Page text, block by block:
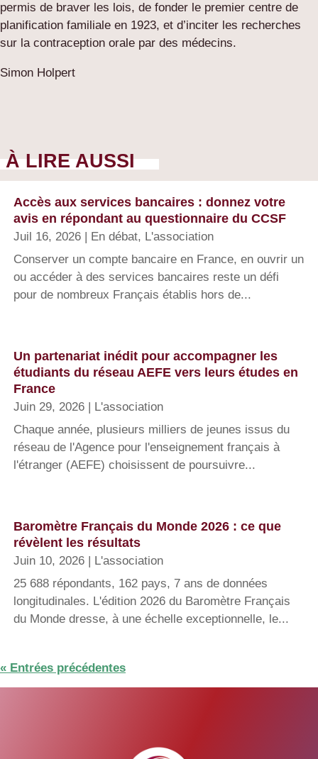
permis de braver les lois, de fonder le premier centre de
planification familiale en 1923, et d’inciter les recherches
sur la contraception orale par des médecins.
Simon Holpert
À LIRE AUSSI
Accès aux services bancaires : donnez votre
avis en répondant au questionnaire du CCSF
Juil 16, 2026 En débat, L'association
Conserver un compte bancaire en France, en ouvrir un
ou accéder à des services bancaires reste un défi
pour de nombreux Français établis hors de...
Un partenariat inédit pour accompagner les
étudiants du réseau AEFE vers leurs études en
France
Juin 29, 2026
L'association
Chaque année, plusieurs milliers de jeunes issus du
réseau de l'Agence pour l'enseignement français à
l'étranger (AEFE) choisissent de poursuivre...
Baromètre Français du Monde 2026 : ce que
révèlent les résultats
Juin 10, 2026
L'association
25 688 répondants, 162 pays, 7 ans de données
longitudinales. L'édition 2026 du Baromètre Français
du Monde dresse, à une échelle exceptionnelle, le...
« Entrées précédentes